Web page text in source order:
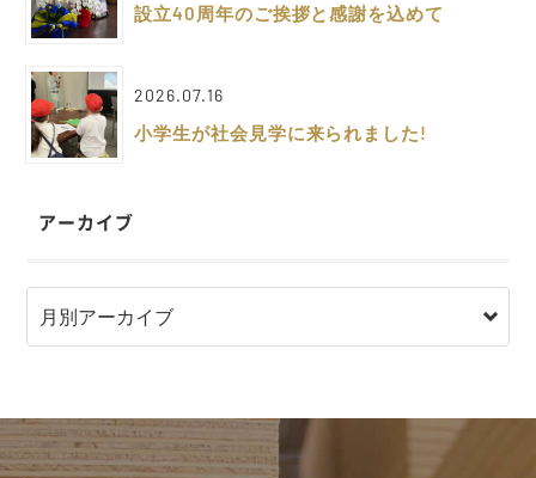
設立40周年のご挨拶と感謝を込めて
2026.07.16
小学生が社会見学に来られました!
アーカイブ